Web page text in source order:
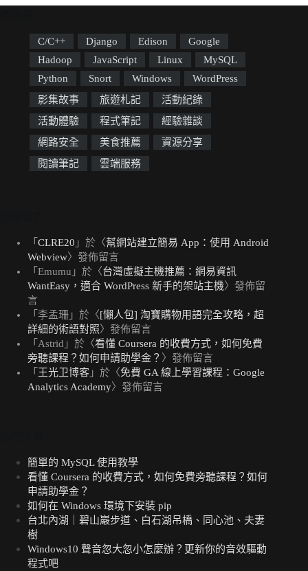
C/C++ Django Edison
Google
Hadoop
JavaScript Linux
MySQL
Python
Snort Windows
WordPress
影集故事
旅遊札記
活動紀錄
活動體驗
程式筆記
經驗雜談
網路安全
美食推薦
資源分享
閱讀筆記
雲端服務
「 CLRE20 」於〈幫網站建立簡易 App：使用 Android
Webview〉發佈留言
「 Emumu 」於〈台灣虛擬主機推薦：網易資訊
WantEasy，適合 WordPress 新手的架站主機〉發佈留
言
「 李孟珊 」於〈[懶人包] 淘寶購物用語完全攻略，超
詳細的術語對照〉發佈留言
「 Astrid 」於〈看懂 Coursera 的收費方式，如何免費
旁聽課程？如何申請助學金？ 〉發佈留言
「 王光卫博客 」於〈免費 GA 線上學習課程：Google
Analytics Academy〉發佈留言
簡單的 MySQL 使用教學
看懂 Coursera 的收費方式，如何免費旁聽課程？如何
申請助學金？
如何在 Windows 環境下安裝 pip
台北內湖｜碧山巖步道、白石湖吊橋、同心池、夫妻
樹
Windows10 聲音忽大忽小怎麼辦？更新你的音效驅動
程式吧